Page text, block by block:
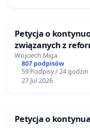
Petycja o
związanych z
Wojciech Miga
807 podpisów
59 Podpisy / 24 godzin
27 Jul 2026
Petycja o